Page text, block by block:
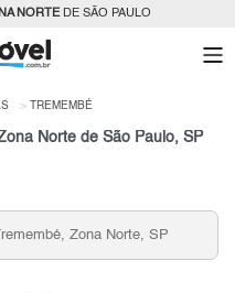
NORTEDE SÃO PAULO
TREMEMBÉ
Norte de São Paulo, SP
Zona Norte, SP